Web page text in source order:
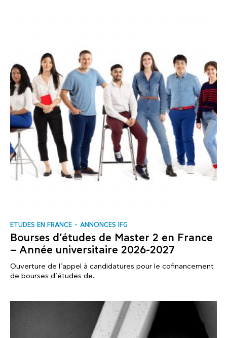
ΕTUDES EN FRANCE ANNONCES IFG
Bourses d’études de Master 2 en France
– Année universitaire 2026-2027
Ouverture de l’appel à candidatures pour le cofinancement
de bourses d’études de..